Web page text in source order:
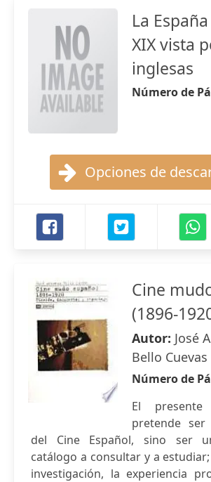
La
XIX vista
inglesas
Número de
Opciones de
Cine
(1896-
Autor: José
Bello Cuevas
Número de
El
pretende
del Cine Español, sino ser
catálogo a consultar y a
investigación, la experiencia